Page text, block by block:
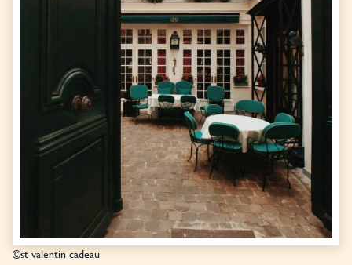
©st valentin cadeau